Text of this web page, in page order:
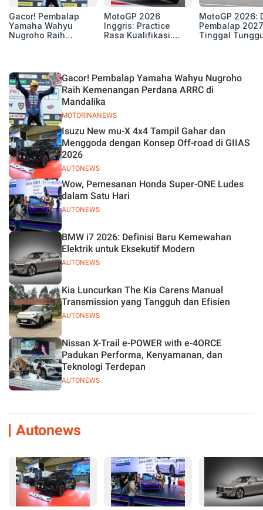
Gacor! Pembalap
Yamaha Wahyu
Nugroho Raih
MotoGP 2026
Inggris: Practice
Rasa Kualifikasi.
Silverstone!
MotoGP 2026:
Pembalap
Tinggal
MOTORINANEWS
Gacor! Pembalap Yamaha Wahyu Nugroho
Raih Kemenangan Perdana ARRC di
Mandalika
AUTONEWS
Isuzu New mu-X 4x4 Tampil Gahar dan
Menggoda dengan Konsep Off-road di GIIAS
2026
AUTONEWS
Wow, Pemesanan Honda Super-ONE Ludes
dalam Satu Hari
AUTONEWS
BMW i7 2026: Definisi Baru Kemewahan
Elektrik untuk Eksekutif Modern
AUTONEWS
Kia Luncurkan The Kia Carens Manual
Transmission yang Tangguh dan Efisien
AUTONEWS
Nissan X-Trail e-POWER with e-4ORCE
Padukan Performa, Kenyamanan, dan
Teknologi Terdepan
Autonews